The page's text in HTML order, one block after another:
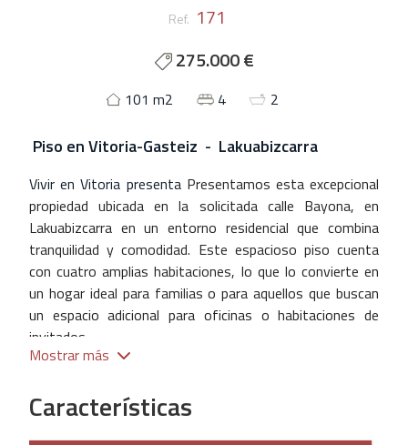
Ref. 171
275.000 €
101 m2 4 2
Piso enVitoria-Gasteiz - Lakuabizcarra
Vivir en Vitoria presenta Presentamos esta excepcional
propiedad ubicada en la solicitada calle Bayona, en
Lakuabizcarra en un entorno residencial que combina
tranquilidad y comodidad. Este espacioso piso cuenta
con cuatro amplias habitaciones, lo que lo convierte en
un hogar ideal para familias o para aquellos que buscan
un espacio adicional para oficinas o habitaciones de
invitados.
aseguran funcionalidad y confort. La orientación oeste
del piso proporciona una luminosidad natural a lo largo
del día, creando un ambiente cálido y acogedor en todos
Mostrar más
Características